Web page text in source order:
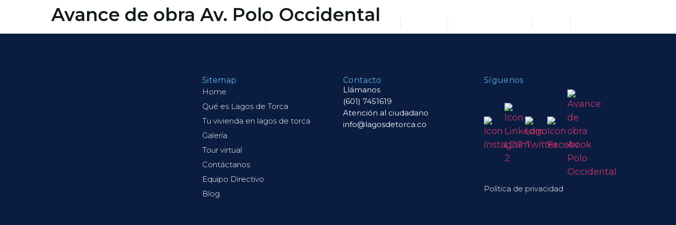
Qué es Lagos de Torca Tu vivienda en Lagos de Torca
Avance de obra Av. Polo Occidental
Sitemap
Home
Qué es Lagos de Torca
Tu vivienda en lagos de torca
Galería
Tour virtual
Contáctanos
Equipo Directivo
Blog
Contacto
Llámanos
(601) 7451619
Atención al ciudadano
info@lagosdetorca.co
Síguenos
Política de privacidad